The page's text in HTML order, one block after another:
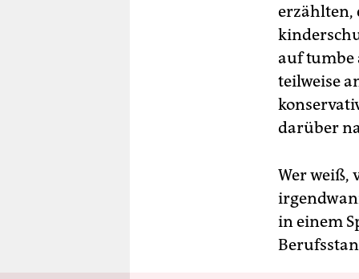
erzählten,
auf tumbe
teilweise
darüber
Wer weiß,
in einem